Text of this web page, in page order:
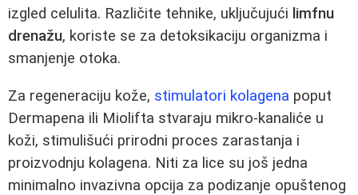
izgled celulita. Različite tehnike, uključujući limfnu
drenažu, koriste se za detoksikaciju organizma i
smanjenje otoka.
Za regeneraciju kože, stimulatori kolagena poput
Dermapena ili Miolifta stvaraju mikro-kanaliće u
koži, stimulišući prirodni proces zarastanja i
proizvodnju kolagena. Niti za lice su još jedna
minimalno invazivna opcija za podizanje opuštenog